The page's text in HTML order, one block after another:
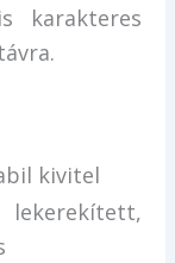
karakteres
kivitel